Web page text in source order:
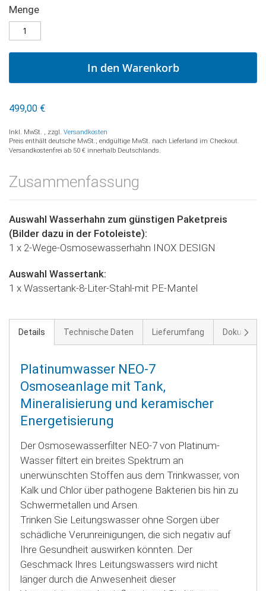
Platinumwasser
NEO-
7
Umkehrosmose
Mineralisierung
Energetisierung
AUF
LAGER
Menge
In den Warenkorb
499,00 €
Inkl. MwSt. , zzgl. Versandkosten
Preis enthält deutsche MwSt.; endgültige MwSt. nach Lieferland im Checkout.
Versandkostenfrei ab 50 € innerhalb Deutschlands.
Zusammenfassung
Auswahl Wasserhahn zum günstigen Paketpreis
(Bilder dazu in der Fotoleiste):
1 x 2-Wege-Osmosewasserhahn INOX DESIGN
Auswahl Wassertank:
1 x Wassertank-8-Liter-Stahl-mit PE-Mantel
Details Technische Daten Lieferumfang
Platinumwasser NEO-7
Osmoseanlage mit Tank,
Mineralisierung und keramischer
Energetisierung
Der Osmosewasserfilter NEO-7 von Platinum-
Wasser filtert ein breites Spektrum an
unerwünschten Stoffen aus dem Trinkwasser, von
Kalk und Chlor über pathogene Bakterien bis hin zu
Schwermetallen und Arsen.
Trinken Sie Leitungswasser ohne Sorgen über
schädliche Verunreinigungen, die sich negativ auf
Ihre Gesundheit auswirken könnten. Der
Geschmack Ihres Leitungswassers wird nicht
länger durch die Anwesenheit dieser